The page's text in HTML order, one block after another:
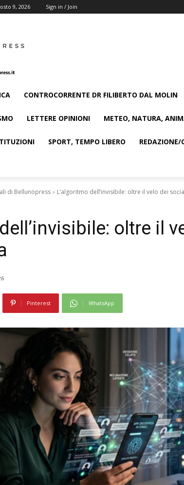
9, 2026 Sign in / Join
CONTROCORRENTE DR FILIBERTO DAL MOLIN
LETTERE OPINIONI METEO, NATURA,
SPORT, TEMPO LIBERO
di Bellunopress L’algoritmo dell’invisibile: oltre il velo dei
oltre il
Pinterest WhatsApp